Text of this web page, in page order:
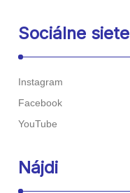
Sociálne siete
Instagram
Facebook
YouTube
Nájdi